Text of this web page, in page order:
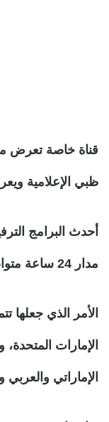
قناة خاصة تعرض
ظبي الإعلامية ويعرض
أحدث البرامج
مدار 24 ساعة متواصلة في اليوم.
الأمر الذي جعلها
الإمارات
الإماراتي